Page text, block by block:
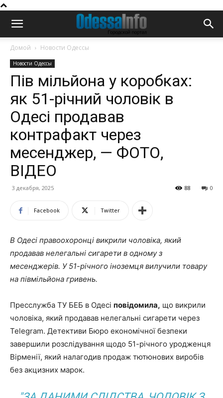
Домой Новости Одессы
Новости Одессы
Пів мільйона у коробках:
як 51-річний чоловік в
Одесі продавав
контрафакт через
месенджер, — ФОТО,
ВІДЕО
3 декабря, 2025 0
88
Facebook Twitter
В Одесі правоохоронці викрили чоловіка, який
продавав нелегальні сигарети в одному з
месенджерів. У 51-річного іноземця вилучили товару
на півмільйона гривень.
Пресслужба ТУ БЕБ в Одесі повідомила, що викрили
чоловіка, який продавав нелегальні сигарети через
Telegram. Детективи Бюро економічної безпеки
завершили розслідування щодо 51-річного уродженця
Вірменії, який налагодив продаж тютюнових виробів
без акцизних марок.